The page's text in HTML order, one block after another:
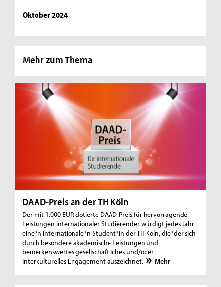
Oktober 2024
Mehr zum Thema
DAAD-Preis an der TH Köln
Der mit 1.000 EUR dotierte DAAD-Preis für hervorragende
Leistungen internationaler Studierender würdigt jedes Jahr
eine*n internationale*n Student*in der TH Köln, die*der sich
durch besondere akademische Leistungen und
bemerkenswertes gesellschaftliches und/oder
interkulturelles Engagement auszeichnet.
Mehr